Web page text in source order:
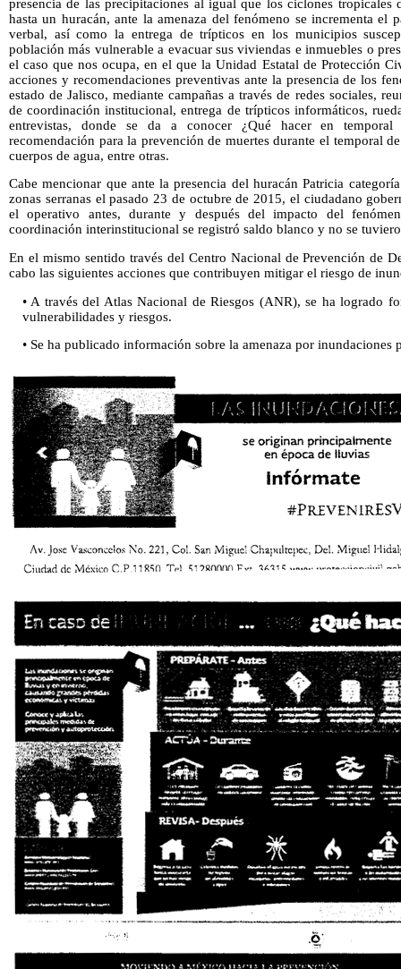
presencia de las precipitaciones al igual que los ciclones tropicales
hasta un huracán, ante la amenaza del fenómeno se incrementa el
verbal, así como la entrega de trípticos en los municipios
población más vulnerable a evacuar sus viviendas e inmuebles o
el caso que nos ocupa, en el que la Unidad Estatal de Protección
acciones y recomendaciones preventivas ante la presencia de los
estado de Jalisco, mediante campañas a través de redes sociales,
de coordinación institucional, entrega de trípticos informáticos,
entrevistas, donde se da a conocer ¿Qué hacer en
recomendación para la prevención de muertes durante el temporal
cuerpos de agua, entre otras.
Cabe mencionar que ante la presencia del huracán Patricia
zonas serranas el pasado 23 de octubre de 2015, el ciudadano
el operativo antes, durante y después del impacto del
coordinación interinstitucional se registró saldo blanco y no se
En el mismo sentido través del Centro Nacional de Prevención de
cabo las siguientes acciones que contribuyen mitigar el riesgo de
• A través del Atlas Nacional de Riesgos (ANR), se ha logrado
vulnerabilidades y riesgos.
• Se ha publicado información sobre la amenaza por inundaciones